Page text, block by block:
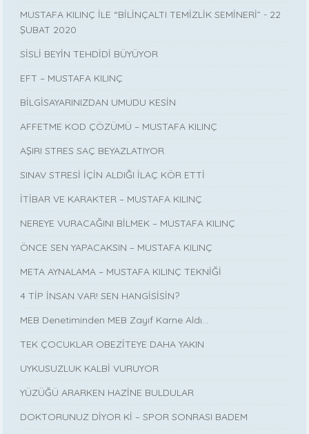
MUSTAFA KILINÇ İLE “BİLİNÇALTI TEMİZLİK SEMİNERİ” - 22
ŞUBAT 2020
SİSLİ BEYİN TEHDİDİ BÜYÜYOR
EFT – MUSTAFA KILINÇ
BİLGİSAYARINIZDAN UMUDU KESİN
AFFETME KOD ÇÖZÜMÜ – MUSTAFA KILINÇ
AŞIRI STRES SAÇ BEYAZLATIYOR.
SINAV STRESİ İÇİN ALDIĞI İLAÇ KÖR ETTİ
İTİBAR VE KARAKTER – MUSTAFA KILINÇ
NEREYE VURACAĞINI BİLMEK – MUSTAFA KILINÇ
ÖNCE SEN YAPACAKSIN – MUSTAFA KILINÇ
META AYNALAMA – MUSTAFA KILINÇ TEKNİĞİ
4 TİP İNSAN VAR! SEN HANGİSİSİN?
MEB Denetiminden MEB Zayıf Karne Aldı…
TEK ÇOCUKLAR OBEZİTEYE DAHA YAKIN
UYKUSUZLUK KALBİ VURUYOR
YÜZÜĞÜ ARARKEN HAZİNE BULDULAR
DOKTORUNUZ DİYOR Kİ – SPOR SONRASI BADEM